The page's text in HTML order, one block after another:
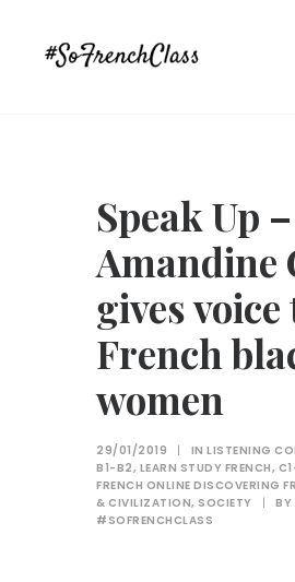
#SOFRENCHCLASS
Speak Up –
Amandine
gives voice
French
women
29/01/2019 | IN LISTENING
B1-B2, LEARN STUDY FRENCH,
FRENCH ONLINE DISCOVERING
& CIVILIZATION, SOCIETY |
BY
#SOFRENCHCLASS